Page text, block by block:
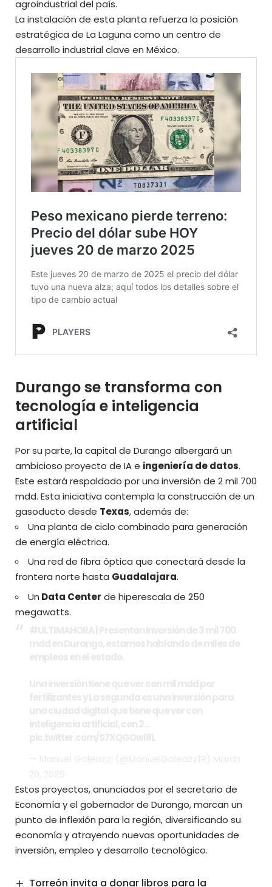
agroindustrial del país.
La instalación de esta planta refuerza la posición
estratégica de La Laguna como un centro de
desarrollo industrial clave en México.
Durango se transforma con
tecnología e inteligencia
artificial
Por su parte, la capital de Durango albergará un
ambicioso proyecto de IA e ingeniería de datos.
Este estará respaldado por una inversión de 2 mil 700
mdd. Esta iniciativa contempla la construcción de un
gasoducto desde Texas, además de:
Una planta de ciclo combinado para generación
de energía eléctrica.
Una red de fibra óptica que conectará desde la
frontera norte hasta Guadalajara.
Un Data Center de hiperescala de 250
megawatts.
Estos proyectos, anunciados por el secretario de
Economía y el gobernador de Durango, marcan un
punto de inflexión para la región, diversificando su
economía y atrayendo nuevas oportunidades de
inversión, empleo y desarrollo tecnológico.
Torreón invita a donar libros para la